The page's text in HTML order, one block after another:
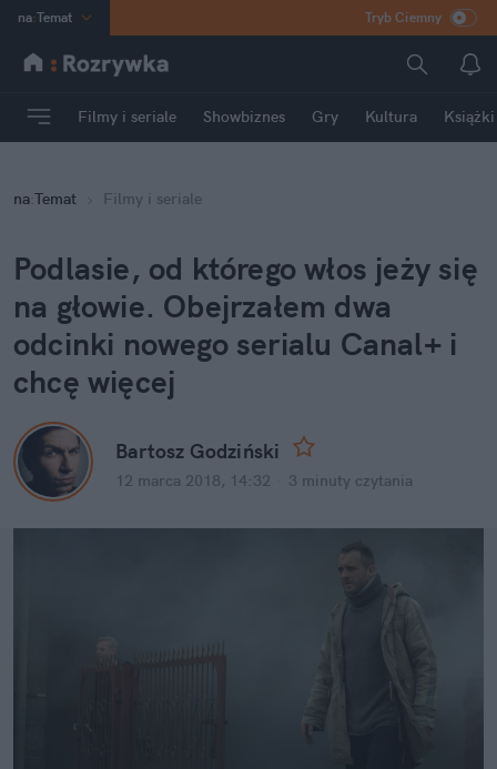
na:Temat
INN Poland
mama
Rozrywka
Tryb Ciemny
Filmy i seriale Showbiznes Gry Kultura Książki
na:Temat Filmy i seriale
Podlasie, od którego włos jeży się
na głowie. Obejrzałem dwa
odcinki nowego serialu Canal+ i
chcę więcej
Bartosz Godziński
12 marca 2018, 14:32 3 minuty czytania